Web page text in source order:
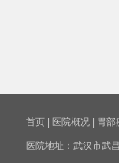
首页 医院概况 胃部
医院地址：武汉市武